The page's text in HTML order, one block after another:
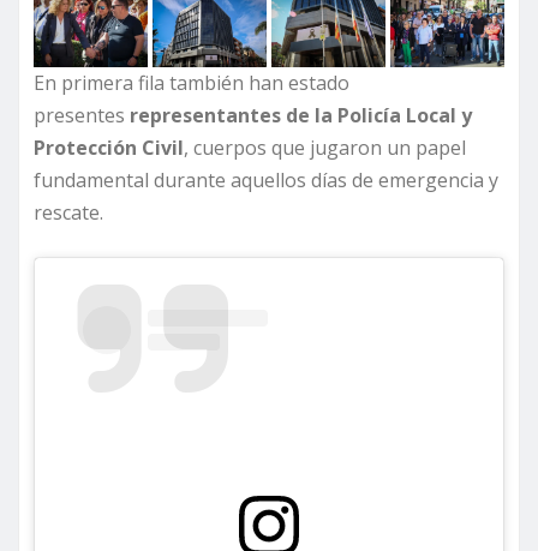
En primera fila también han estado
presentes representantes de la Policía Local y
Protección Civil, cuerpos que jugaron un papel
fundamental durante aquellos días de emergencia y
rescate.